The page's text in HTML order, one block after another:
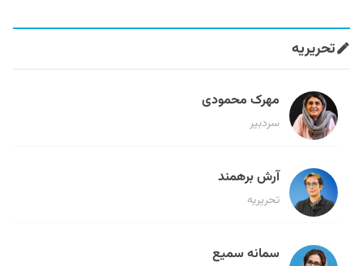
تحریریه
مهرک محمودی
سردبیر
آرش برهمند
تحریریه
سمانه سمیع